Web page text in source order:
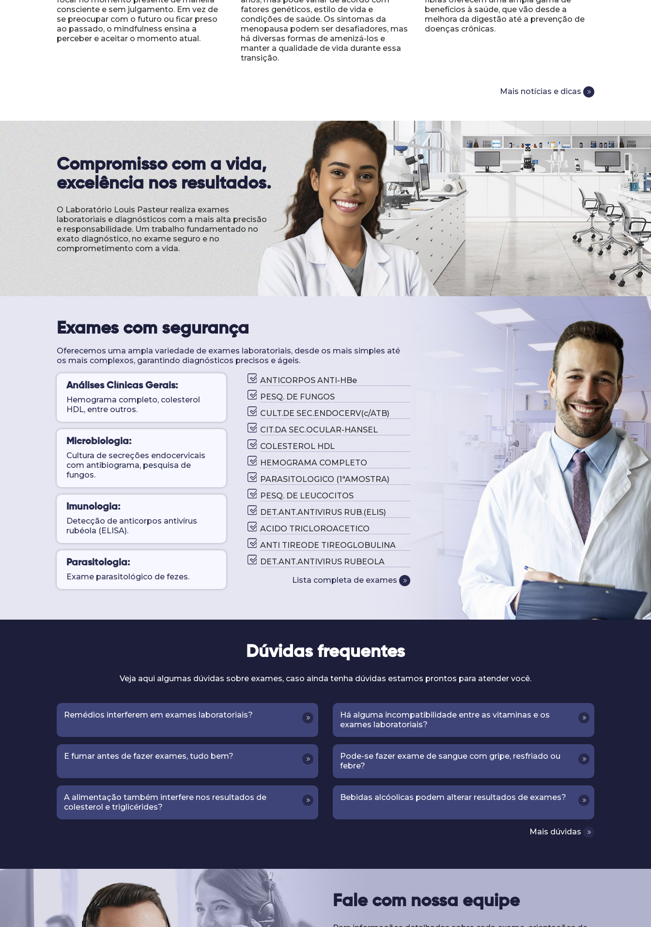
consciente e sem julgamento. Em vez de
se preocupar com o futuro ou ficar preso
ao passado, o mindfulness ensina a
perceber e aceitar o momento atual.
fatores genéticos, estilo de vida e
condições de saúde. Os sintomas da
menopausa podem ser desafiadores, mas
há diversas formas de amenizá-los e
manter a qualidade de vida durante essa
transição.
benefícios à saúde, que vão desde a
melhora da digestão até a prevenção de
doenças crônicas.
Mais notícias e dicas
Compromisso com a vida,
excelência nos resultados.
O Laboratório Louis Pasteur realiza exames
laboratoriais e diagnósticos com a mais alta precisão
e responsabilidade. Um trabalho fundamentado no
exato diagnóstico, no exame seguro e no
comprometimento com a vida.
Exames com segurança
Oferecemos uma ampla variedade de exames laboratoriais, desde os mais simples até
os mais complexos, garantindo diagnósticos precisos e ágeis.
Análises Clínicas Gerais:
Hemograma completo, colesterol
HDL, entre outros.
Microbiologia:
Cultura de secreções endocervicais
com antibiograma, pesquisa de
fungos.
Imunologia:
Detecção de anticorpos antivírus
rubéola (ELISA).
Parasitologia:
Exame parasitológico de fezes.
ANTICORPOS ANTI-HBe
PESQ. DE FUNGOS
CULT.DE SEC.ENDOCERV(c/ATB)
CIT.DA SEC.OCULAR-HANSEL
COLESTEROL HDL
HEMOGRAMA COMPLETO
PARASITOLOGICO (1ªAMOSTRA)
PESQ. DE LEUCOCITOS
DET.ANT.ANTIVIRUS RUB.(ELIS)
ACIDO TRICLOROACETICO
ANTI TIREODE TIREOGLOBULINA
DET.ANT.ANTIVIRUS RUBEOLA
Lista completa de exames
Dúvidas frequentes
Veja aqui algumas dúvidas sobre exames, caso ainda tenha dúvidas estamos prontos para atender você.
Remédios interferem em exames laboratoriais?
E fumar antes de fazer exames, tudo bem?
A alimentação também interfere nos resultados de
colesterol e triglicérides?
Há alguma incompatibilidade entre as vitaminas e os
exames laboratoriais?
Pode-se fazer exame de sangue com gripe, resfriado ou
febre?
Bebidas alcóolicas podem alterar resultados de exames?
Mais dúvidas
Fale com nossa equipe